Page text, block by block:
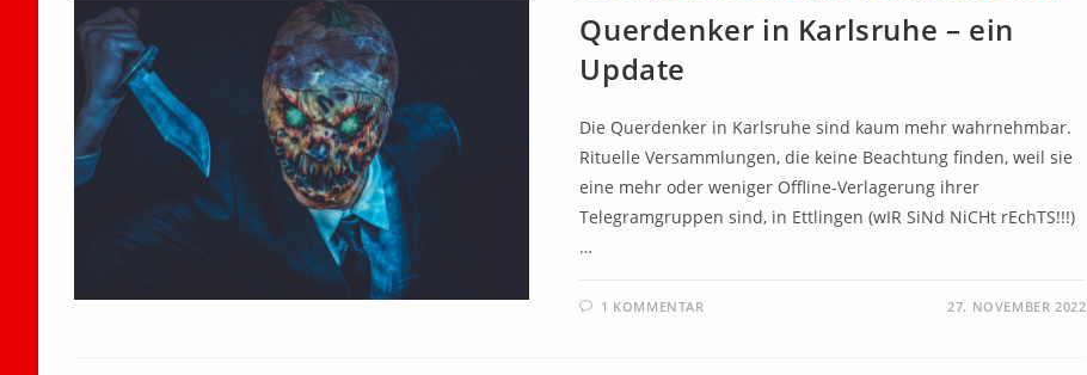
Querdenker in Karlsruhe – ein
Update
Die Querdenker in Karlsruhe sind kaum mehr wahrnehmbar.
Rituelle Versammlungen, die keine Beachtung finden, weil sie
eine mehr oder weniger Offline-Verlagerung ihrer
Telegramgruppen sind, in Ettlingen (wIR SiNd NiCHt rEchTS!!!)
…
1 KOMMENTAR 27. NOVEMBER 2022